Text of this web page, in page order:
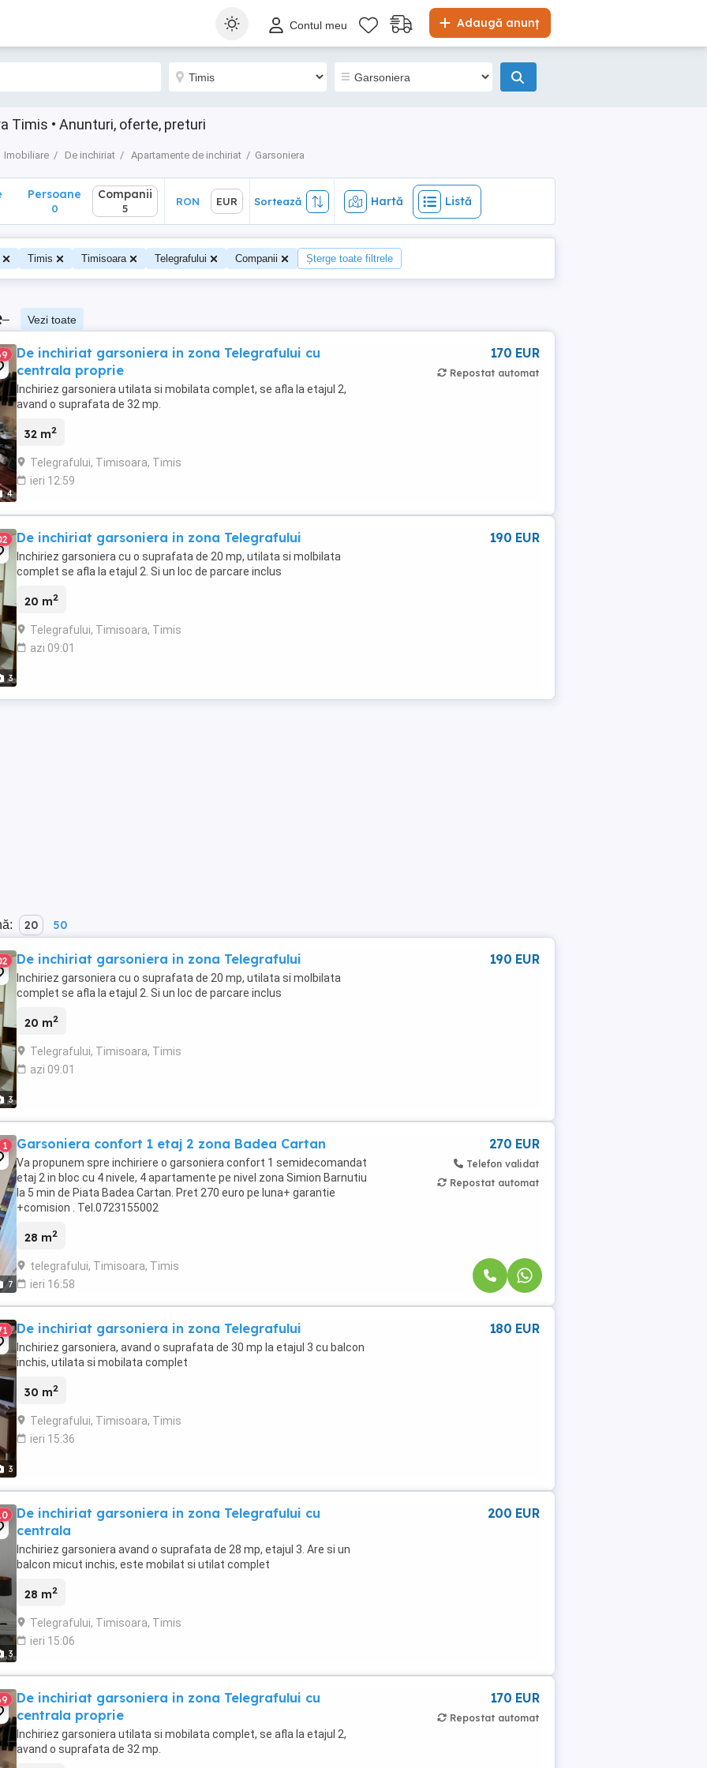
Adaugă anunț
Contul meu
Timis • Anunturi, oferte, preturi
Imobiliare De inchiriat Apartamente de inchiriat Garsoniera
EUR Sortează Hartă Listă
Persoane
0
Companii
5
RON EUR Sortează Hartă Listă
Timis Timisoara Telegrafului Companii Șterge toate filtrele
– Vezi toate
4
De inchiriat garsoniera in zona Telegrafului cu
centrala proprie
Inchiriez garsoniera utilata si mobilata complet, se afla la etajul 2,
avand o suprafata de 32 mp.
32 m2
Telegrafului, Timisoara, Timis
ieri 12:59
170 EUR
Repostat automat
3
De inchiriat garsoniera in zona Telegrafului
Inchiriez garsoniera cu o suprafata de 20 mp, utilata si molbilata
complet se afla la etajul 2. Si un loc de parcare inclus
20 m2
Telegrafului, Timisoara, Timis
azi 09:01
190 EUR
20 50
3
De inchiriat garsoniera in zona Telegrafului
Inchiriez garsoniera cu o suprafata de 20 mp, utilata si molbilata
complet se afla la etajul 2. Si un loc de parcare inclus
20 m2
Telegrafului, Timisoara, Timis
azi 09:01
190 EUR
7
1 Garsoniera confort 1 etaj 2 zona Badea Cartan
Va propunem spre inchiriere o garsoniera confort 1 semidecomandat
etaj 2 in bloc cu 4 nivele, 4 apartamente pe nivel zona Simion Barnutiu
la 5 min de Piata Badea Cartan. Pret 270 euro pe luna+ garantie
+comision . Tel.0723155002
28 m2
telegrafului, Timisoara, Timis
ieri 16:58
270 EUR
Telefon validat
Repostat automat
3
De inchiriat garsoniera in zona Telegrafului
Inchiriez garsoniera, avand o suprafata de 30 mp la etajul 3 cu balcon
inchis, utilata si mobilata complet
30 m2
Telegrafului, Timisoara, Timis
ieri 15:36
180 EUR
3
De inchiriat garsoniera in zona Telegrafului cu
centrala
Inchiriez garsoniera avand o suprafata de 28 mp, etajul 3. Are si un
balcon micut inchis, este mobilat si utilat complet
28 m2
Telegrafului, Timisoara, Timis
ieri 15:06
200 EUR
De inchiriat garsoniera in zona Telegrafului cu
centrala proprie
Inchiriez garsoniera utilata si mobilata complet, se afla la etajul 2,
avand o suprafata de 32 mp.
170 EUR
Repostat automat